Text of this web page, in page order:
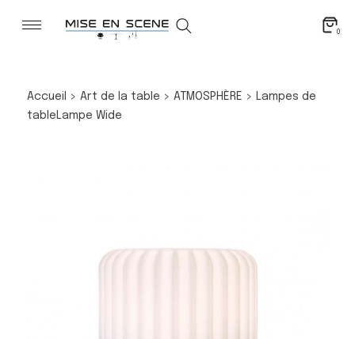
0
Accueil > Art de la table > ATMOSPHÈRE > Lampes de
table Lampe Wide